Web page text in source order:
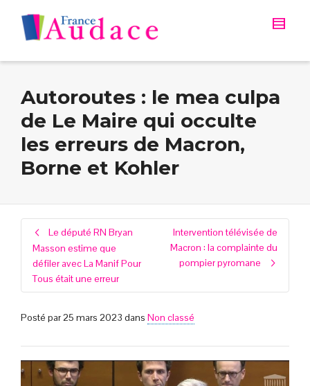
Autoroutes : le mea culpa
de Le Maire qui occulte
les erreurs de Macron,
Borne et Kohler
Le député RN Bryan
Masson estime que
défiler avec La Manif Pour
Tous était une erreur
Intervention télévisée de
Macron : la complainte du
pompier pyromane
Posté par25 mars 2023 dans Non classé